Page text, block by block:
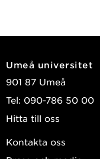
Umeå universitet
901 87 Umeå
Tel: 090-786 50 00
Hitta till oss
Kontakta oss